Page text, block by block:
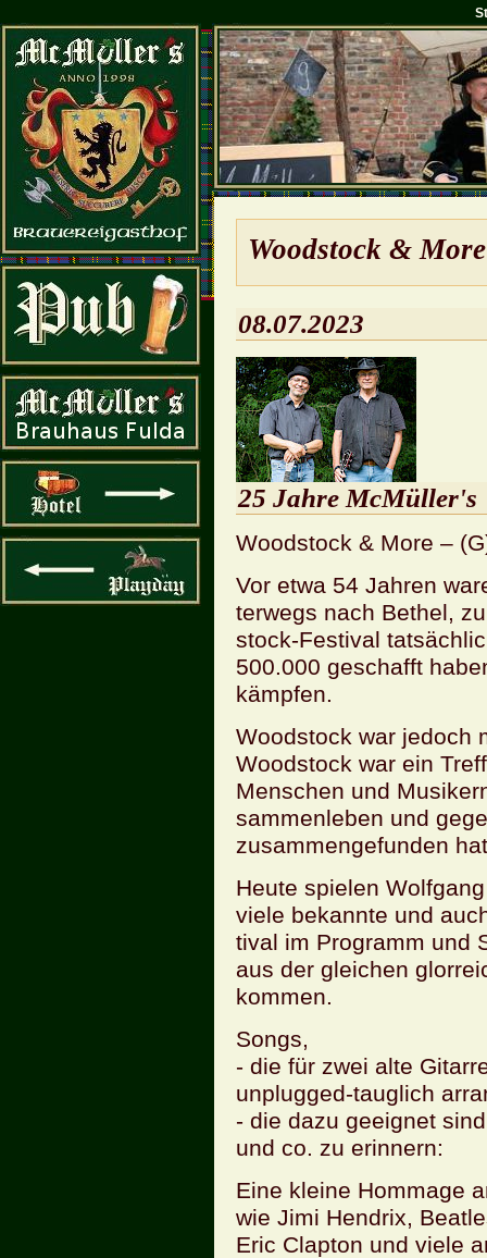
Wood­stock & More
08.07.2023
25 Jahre Mc­Mül­ler's
Wood­stock & More –
Vor etwa 54 Jah­ren
ter­wegs nach Be­thel,
stock-Fes­ti­val
500.000 ge­schafft
kämp­fen.
Wood­stock war je­doch
Wood­stock war ein
Men­schen und
sam­men­le­ben und
zu­sam­men­ge­fun­den
Heute spie­len
viele be­kann­te und
ti­val im Pro­gramm und
aus der glei­chen
kom­men.
Songs,
- die für zwei alte
un­plug­ged-taug­lich
- die dazu ge­eig­net
und co. zu er­in­nern:
Eine klei­ne Hom­mage
wie Jimi Hen­d­rix,
Eric Clap­ton und viele